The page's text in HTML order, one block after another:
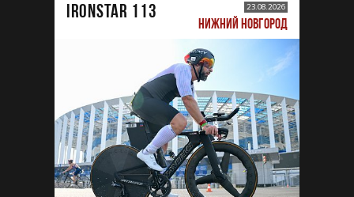
IRONSTAR 113 23.08.2026
НИЖНИЙ НОВГОРОД